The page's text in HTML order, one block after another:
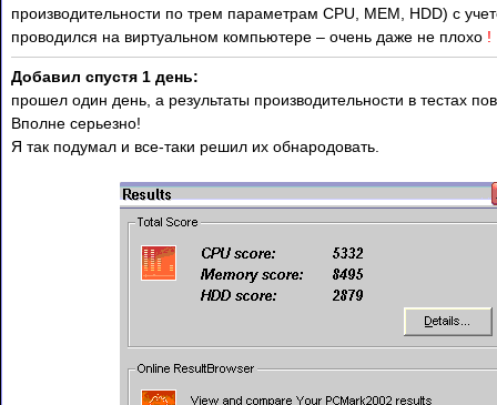
производительности по трем параметрам CPU, MEM, HDD) с
проводился на виртуальном компьютере – очень даже не плохо !
Добавил спустя 1 день:
прошел один день, а результаты производительности в тестах
Вполне серьезно!
Я так подумал и все-таки решил их обнародовать.